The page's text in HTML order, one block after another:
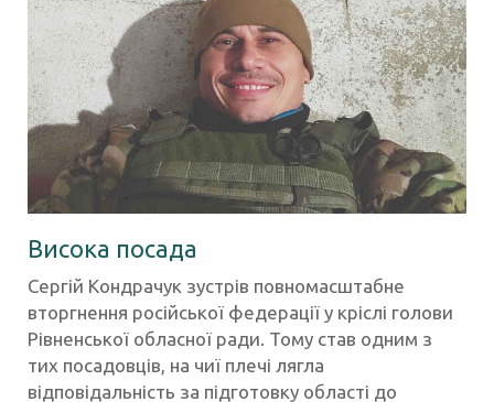
Висока посада
Сергій Кондрачук зустрів повномасштабне
вторгнення російської федерації у кріслі голови
Рівненської обласної ради. Тому став одним з
тих посадовців, на чиї плечі лягла
відповідальність за підготовку області до